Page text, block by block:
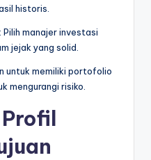
historis.
manajer investasi
jejak yang solid.
untuk memiliki portofolio
mengurangi risiko.